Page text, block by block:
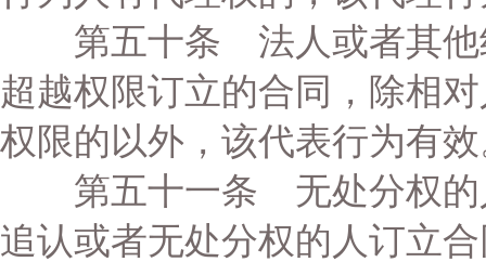
第五十条 法人或者其他
超越权限订立的合同，除相
权限的以外，该代表行为有
第五十一条 无处分权的
追认或者无处分权的人订立